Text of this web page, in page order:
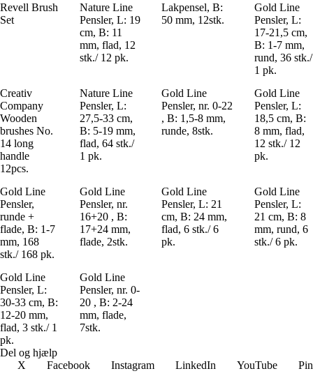
Revell Brush
Set
Nature Line
Pensler, L: 19
cm, B: 11
mm, flad, 12
stk./ 12 pk.
Lakpensel, B:
50 mm, 12stk.
Gold Line
Pensler, L:
17-21,5 cm,
B: 1-7 mm,
rund, 36 stk./
1 pk.
Creativ
Company
Wooden
brushes No.
14 long
handle
12pcs.
Nature Line
Pensler, L:
27,5-33 cm,
B: 5-19 mm,
flad, 64 stk./
1 pk.
Gold Line
Pensler, nr. 0-22
, B: 1,5-8 mm,
runde, 8stk.
Gold Line
Pensler, L:
18,5 cm, B:
8 mm, flad,
12 stk./ 12
pk.
Gold Line
Pensler,
runde +
flade, B: 1-7
mm, 168
stk./ 168 pk.
Gold Line
Pensler, nr.
16+20 , B:
17+24 mm,
flade, 2stk.
Gold Line
Pensler, L: 21
cm, B: 24 mm,
flad, 6 stk./ 6
pk.
Gold Line
Pensler, L:
21 cm, B: 8
mm, rund, 6
stk./ 6 pk.
Gold Line
Pensler, L:
30-33 cm, B:
12-20 mm,
flad, 3 stk./ 1
pk.
Gold Line
Pensler, nr. 0-
20 , B: 2-24
mm, flade,
7stk.
Del og hjælp
X
Facebook Instagram LinkedIn YouTube